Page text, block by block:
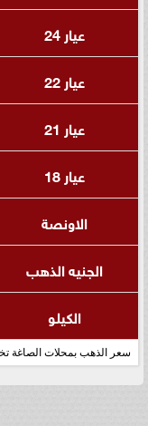
عيار 24
عيار 22
عيار 21
عيار 18
الاونصة
الجنيه الذهب
الكيلو
سعر الذهب بمحلات الصاغة